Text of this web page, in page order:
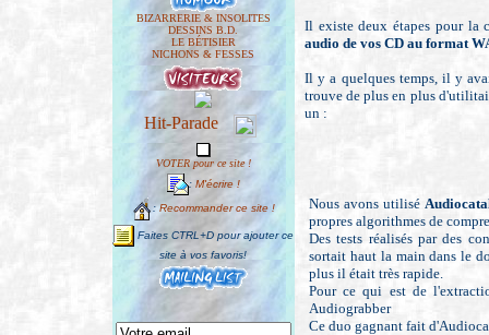
BIZARRERIE & INSOLITES
DESSINS B.D.
LE BÉTISIER
NICHONS & FESSES
VOTER pour ce site !
: M'écrire !
:Recommander ce site !
Faites CTRL+D pour ajouter ce
site à vos favoris!
Il existe deux étapes pour la
audio de vos CD au format
Il y a quelques temps, il y
trouve de plus en plus
un :
Nous avons utilisé
propres algorithmes de
Des tests réalisés par des
sortait haut la main dans le
plus il était très rapide.
Pour ce qui est de
Audiograbber
Ce duo gagnant fait